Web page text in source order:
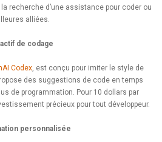
recherche d’une assistance pour coder ou
alliées.
de codage
Codex, est conçu pour imiter le style de
des suggestions de code en temps
de programmation. Pour 10 dollars par
précieux pour tout développeur.
personnalisée